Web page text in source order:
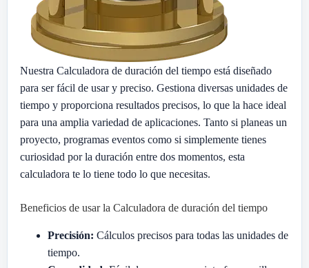
Nuestra Calculadora de duración del tiempo está diseñado
para ser fácil de usar y preciso. Gestiona diversas unidades de
tiempo y proporciona resultados precisos, lo que la hace ideal
para una amplia variedad de aplicaciones. Tanto si planeas un
proyecto, programas eventos como si simplemente tienes
curiosidad por la duración entre dos momentos, esta
calculadora te lo tiene todo lo que necesitas.
Beneficios de usar la Calculadora de duración del tiempo
Precisión: Cálculos precisos para todas las unidades de
tiempo.